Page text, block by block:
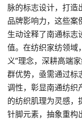
脉的标志设计，打造
品牌影响力，这些案
生动诠释了南通标志
值。在纺织家纺领域
义”理念，深耕高端
群优势，亟需通过标
调性，彰显南通纺织
的纺织肌理为灵感，
针脚元素，抽象重构